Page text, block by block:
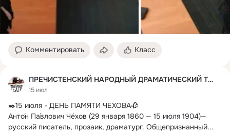
Комментировать Класс
ПРЕЧИСТЕНСКИЙ НАРОДНЫЙ ДРАМАТИЧЕСКИЙ ТЕАТР
15 июл
✒️15 июля - ДЕНЬ ПАМЯТИ ЧЕХОВА🥀
Анто́н Па́влович Че́хов (29 января 1860 — 15 июля 1904)—
русский писатель, прозаик, драматург. Общепризнанный...